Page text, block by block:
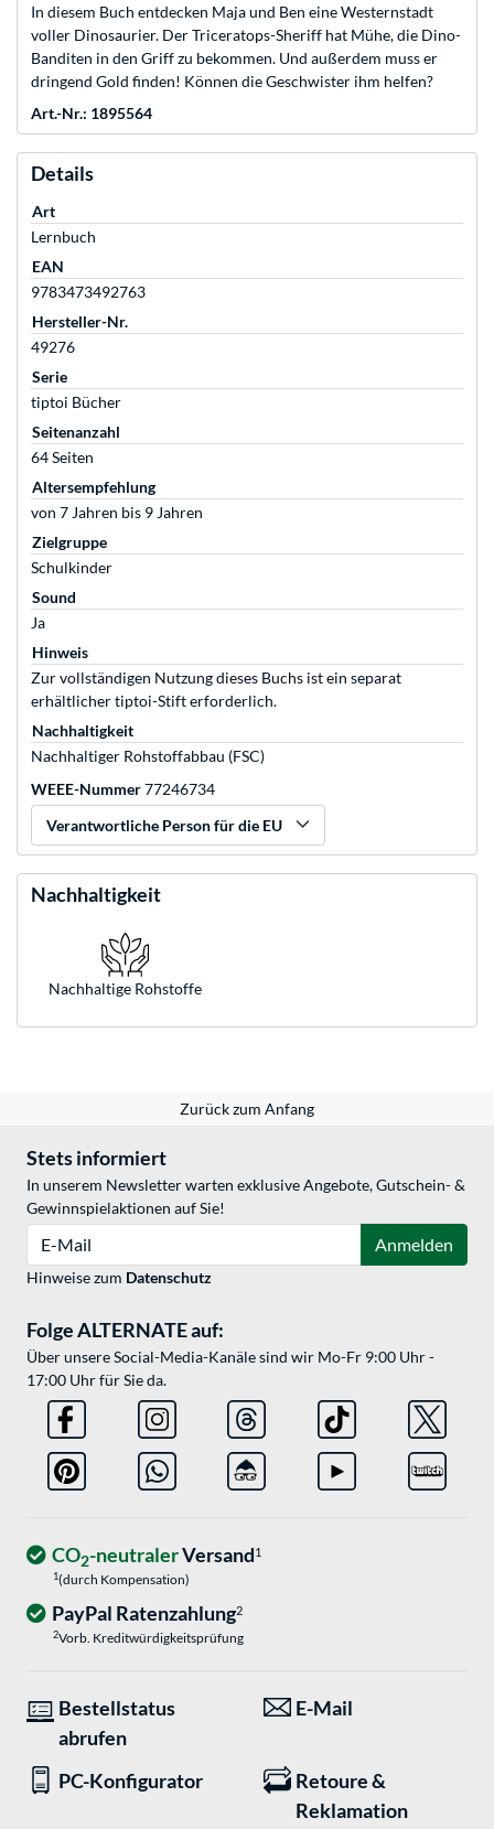
In diesem Buch entdecken Maja und Ben eine Westernstadt
voller Dinosaurier. Der Triceratops-Sheriff hat Mühe, die Dino-
Banditen in den Griff zu bekommen. Und außerdem muss er
dringend Gold finden! Können die Geschwister ihm helfen?
Art.-Nr.: 1895564
Details
Art
Lernbuch
EAN
9783473492763
Hersteller-Nr.
49276
Serie
tiptoi Bücher
Seitenanzahl
64 Seiten
Altersempfehlung
von 7 Jahren bis 9 Jahren
Zielgruppe
Schulkinder
Sound
Ja
Hinweis
Zur vollständigen Nutzung dieses Buchs ist ein separat
erhältlicher tiptoi-Stift erforderlich.
Nachhaltigkeit
Nachhaltiger Rohstoffabbau (FSC)
WEEE-Nummer77246734
Verantwortliche Person für die EU
Nachhaltigkeit
Nachhaltige Rohstoffe
Zurück zum Anfang
Stets informiert
In unserem Newsletter warten exklusive Angebote, Gutschein- &
Gewinnspielaktionen auf Sie!
Anmelden
Hinweise zum Datenschutz
Folge ALTERNATE auf:
Über unsere Social-Media-Kanäle sind wir Mo-Fr 9:00 Uhr -
17:00 Uhr für Sie da.
CO2-neutralerVersand1
1(durch Kompensation)
PayPal Ratenzahlung2
2Vorb. Kreditwürdigkeitsprüfung
Bestellstatus
abrufen
E-Mail
PC-Konfigurator
Retoure &
Reklamation